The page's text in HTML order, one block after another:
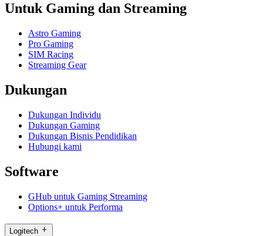
Untuk Gaming dan Streaming
Astro Gaming
Pro Gaming
SIM Racing
Streaming Gear
Dukungan
Dukungan Individu
Dukungan Gaming
Dukungan Bisnis Pendidikan
Hubungi kami
Software
GHub untuk Gaming Streaming
Options+ untuk Performa
Logitech